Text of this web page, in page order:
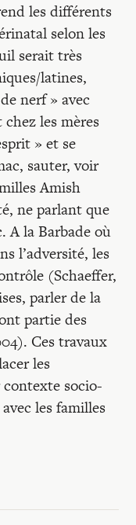
les différents
selon les
serait très
latines,
nerf » avec
les mères
» et se
sauter, voir
Amish
ne parlant que
A la Barbade où
l’adversité, les
(Schaeffer,
parler de la
partie des
Ces travaux
les
socio-
les familles